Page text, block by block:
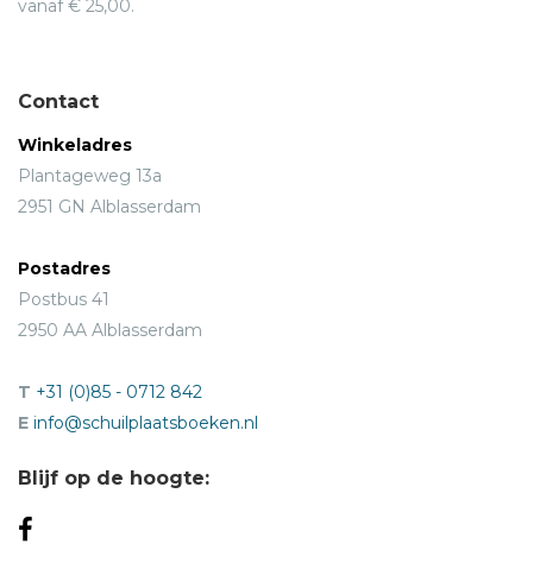
vanaf € 25,00.
Contact
Winkeladres
Plantageweg 13a
2951 GN Alblasserdam
Postadres
Postbus 41
2950 AA Alblasserdam
T +31 (0)85 - 0712 842
E info@schuilplaatsboeken.nl
Blijf op de hoogte: